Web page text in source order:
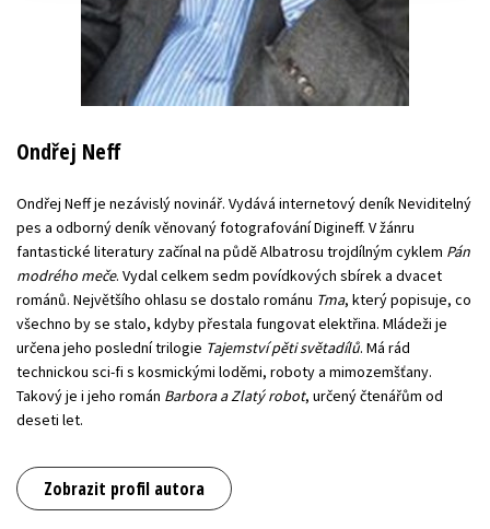
Ondřej Neff
Ondřej Neff je nezávislý novinář. Vydává internetový deník Neviditelný
pes a odborný deník věnovaný fotografování Digineff. V žánru
fantastické literatury začínal na půdě Albatrosu trojdílným cyklem Pán
modrého meče. Vydal celkem sedm povídkových sbírek a dvacet
románů. Největšího ohlasu se dostalo románu Tma, který popisuje, co
všechno by se stalo, kdyby přestala fungovat elektřina. Mládeži je
určena jeho poslední trilogie Tajemství pěti světadílů. Má rád
technickou sci-fi s kosmickými loděmi, roboty a mimozemšťany.
Takový je i jeho román Barbora a Zlatý robot, určený čtenářům od
deseti let.
Zobrazit profil autora